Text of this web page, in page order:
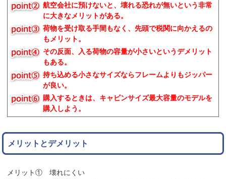
航空会社に預けないと、壊れる恐れが無いという非常
に大きなメリットがある。
荷物を受け取る手間もなく、先頭で税関に向かえるの
もメリット。
その反面、入る荷物の容量が小さいというデメリット
もある。
持ち込める小さなサイズならフレームよりもジッパー
が良い。
購入するときは、キャビンサイズ最大容量のモデルを
購入しよう。
メリットとデメリット
メリット① 壊れにくい